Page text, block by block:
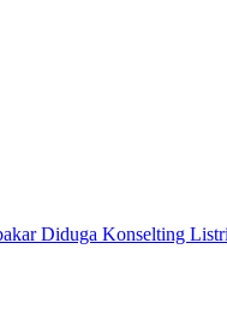
Diduga Konselting